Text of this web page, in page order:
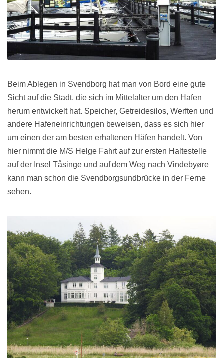
Beim Ablegen in Svendborg hat man von Bord eine gute
Sicht auf die Stadt, die sich im Mittelalter um den Hafen
herum entwickelt hat. Speicher, Getreidesilos, Werften und
andere Hafeneinrichtungen beweisen, dass es sich hier
um einen der am besten erhaltenen Häfen handelt. Von
hier nimmt die M/S Helge Fahrt auf zur ersten Haltestelle
auf der Insel Tåsinge und auf dem Weg nach Vindebyøre
kann man schon die Svendborgsundbrücke in der Ferne
sehen.